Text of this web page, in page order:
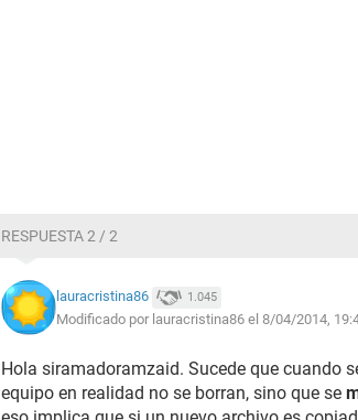
RESPUESTA 2 / 2
lauracristina86 1.045
Modificado por lauracristina86 el 8/04/2014,
Hola siramadoramzaid. Sucede que cuando
equipo en realidad no se borran, sino que se